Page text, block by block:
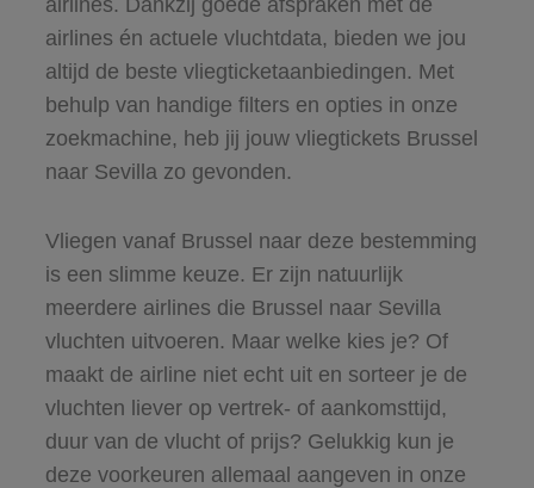
airlines én actuele vluchtdata, bieden we jou
altijd de beste vliegticketaanbiedingen. Met
behulp van handige filters en opties in onze
zoekmachine, heb jij jouw vliegtickets Brussel
naar Sevilla zo gevonden.
Vliegen vanaf Brussel naar deze bestemming
is een slimme keuze. Er zijn natuurlijk
meerdere airlines die Brussel naar Sevilla
vluchten uitvoeren. Maar welke kies je? Of
maakt de airline niet echt uit en sorteer je de
vluchten liever op vertrek- of aankomsttijd,
duur van de vlucht of prijs? Gelukkig kun je
deze voorkeuren allemaal aangeven in onze